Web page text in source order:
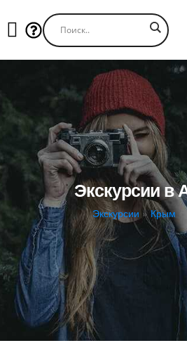
Экскурсии в
Экскурсии »Крым